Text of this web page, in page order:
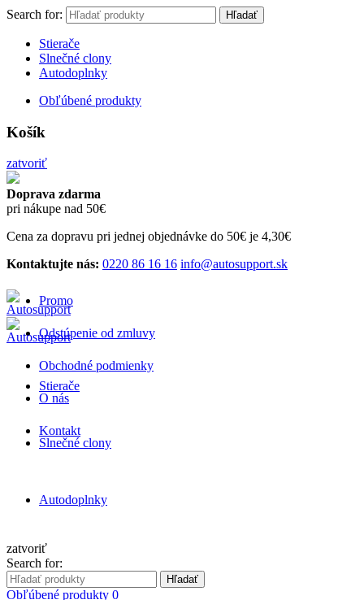
Search for: Hľadať
Stierače
Slnečné clony
Autodoplnky
Obľúbené produkty
Košík
zatvoriť
Doprava zdarma
pri nákupe nad 50€
Cena za dopravu pri jednej objednávke do 50€ je 4,30€
Kontaktujte nás: 0220 86 16 16 info@autosupport.sk
Promo
Odstúpenie od zmluvy
Obchodné podmienky
O nás
Kontakt
Stierače
Slnečné clony
Autodoplnky
zatvoriť
Search for:
Hľadať
Obľúbené produkty 0